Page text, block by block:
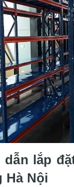
dẫn lắp
Hà Nội